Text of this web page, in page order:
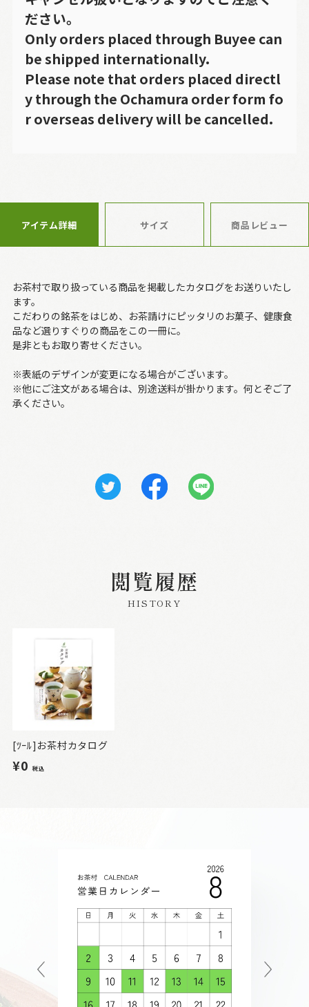
ださい。
Only orders placed through Buyee can
be shipped internationally.
Please note that orders placed directl
y through the Ochamura order form fo
r overseas delivery will be cancelled.
アイテム詳細 サイズ 商品レビュー
お茶村で取り扱っている商品を掲載したカタログをお送りいたし
ます。
こだわりの銘茶をはじめ、お茶請けにピッタリのお菓子、健康食
品など選りすぐりの商品をこの一冊に。
是非ともお取り寄せください。
※表紙のデザインが変更になる場合がございます。
※他にご注文がある場合は、別途送料が掛かります。何とぞご了
承ください。
閲覧履歴
HISTORY
[ﾂｰﾙ]お茶村カタログ
¥0 税込